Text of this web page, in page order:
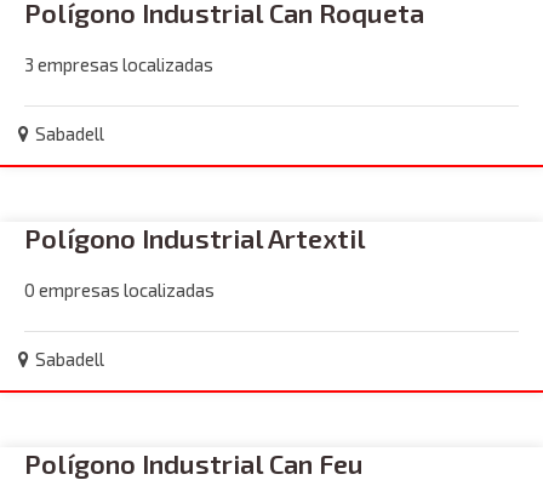
Polígono Industrial Can Roqueta
3 empresas localizadas
Sabadell
Polígono Industrial Artextil
0 empresas localizadas
Sabadell
Polígono Industrial Can Feu